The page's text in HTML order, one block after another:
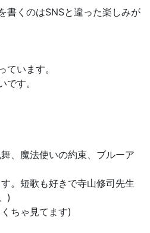
書くのはSNSと違った楽しみが
ています。
す。
、魔法使いの約束、ブルーア
。短歌も好きで寺山修司先生
)
ちゃ見てます)